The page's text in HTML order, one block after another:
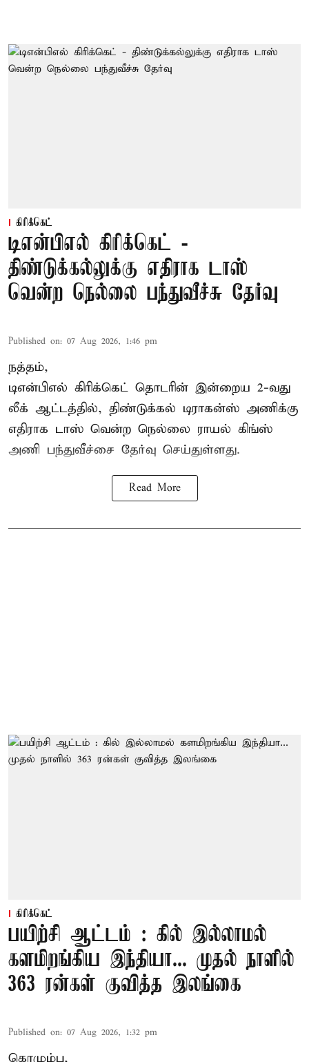
கிரிக்கெட்
டிஎன்பிஎல் கிரிக்கெட் -
திண்டுக்கல்லுக்கு எதிராக டாஸ்
வென்ற நெல்லை பந்துவீச்சு தேர்வு
Published on: 07 Aug 2026, 1:46 pm
நத்தம்,
டிஎன்பிஎல் கிரிக்கெட் தொடரின் இன்றைய 2-வது
லீக் ஆட்டத்தில், திண்டுக்கல் டிராகன்ஸ் அணிக்கு
எதிராக டாஸ் வென்ற நெல்லை ராயல் கிங்ஸ்
அணி பந்துவீச்சை தேர்வு செய்துள்ளது.
Read More
கிரிக்கெட்
பயிற்சி ஆட்டம் : கில் இல்லாமல்
களமிறங்கிய இந்தியா... முதல் நாளில்
363 ரன்கள் குவித்த இலங்கை
Published on: 07 Aug 2026, 1:32 pm
கொழும்பு,